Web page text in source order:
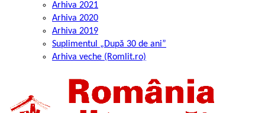
Arhiva 2021
Arhiva 2020
Arhiva 2019
Suplimentul „După 30 de ani”
Arhiva veche (Romlit.ro)